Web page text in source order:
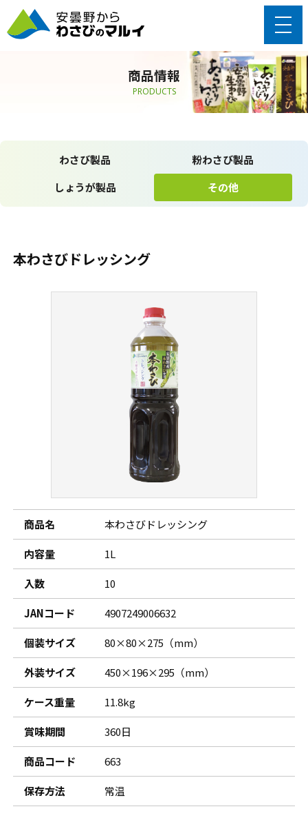
商品情報
PRODUCTS
わさび製品
粉わさび製品
しょうが製品
その他
本わさびドレッシング
商品名 本わさびドレッシング
内容量 1L
入数 10
JANコード 4907249006632
個装サイズ 80×80×275（mm）
外装サイズ 450×196×295（mm）
ケース重量 11.8kg
賞味期間 360日
商品コード 663
保存方法 常温